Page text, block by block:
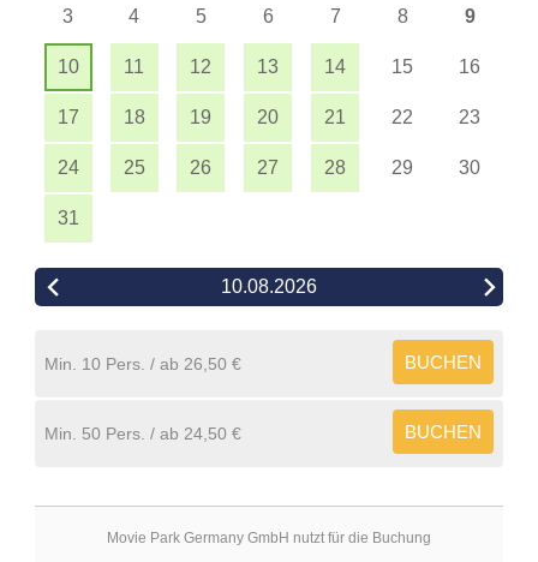
3 4 5 6 7 8 9
10 11 12 13 14 15 16
17 18 19 20 21 22 23
24 25 26 27 28 29 30
31
10.08.2026
Min. 10 Pers. 26,50 € BUCHEN
Min. 50 Pers. 24,50 € BUCHEN
Movie Park Germany GmbH nutzt für die Buchung